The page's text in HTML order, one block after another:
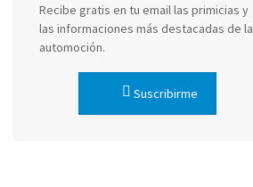
Recibe gratis en tu email las primicias y
las informaciones más destacadas de la
automoción.
Suscribirme